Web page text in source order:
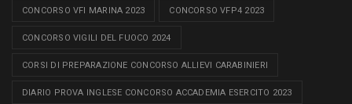
CONCORSO VFI MARINA 2023 CONCORSO VFP4 2023
CONCORSO VIGILI DEL FUOCO 2024
CORSI DI PREPARAZIONE CONCORSO ALLIEVI CARABINIERI
DIARIO PROVA INGLESE CONCORSO ACCADEMIA ESERCITO 2023